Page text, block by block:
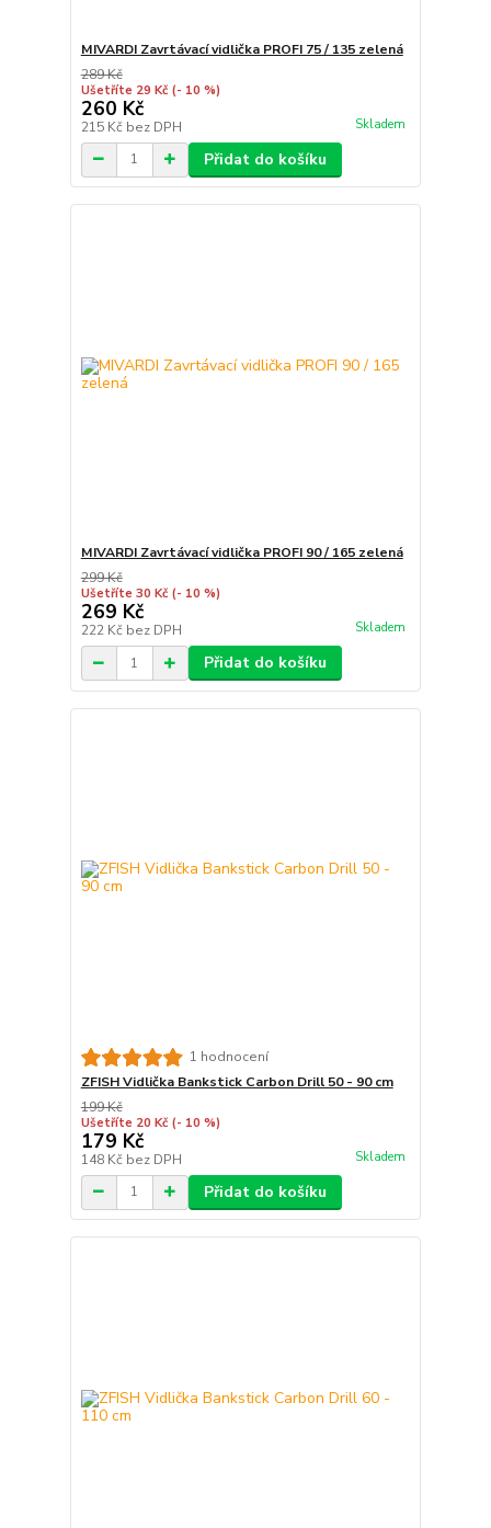
MIVARDI Zavrtávací vidlička PROFI 75 / 135 zelená
289 Kč
Ušetříte 29 Kč (- 10 %)
260 Kč
215 Kč bez DPH Skladem
Přidat do košíku
MIVARDI Zavrtávací vidlička PROFI 90 / 165 zelená
299 Kč
Ušetříte 30 Kč (- 10 %)
269 Kč
222 Kč bez DPH Skladem
Přidat do košíku
1 hodnocení
ZFISH Vidlička Bankstick Carbon Drill 50 - 90 cm
199 Kč
Ušetříte 20 Kč (- 10 %)
179 Kč
148 Kč bez DPH Skladem
Přidat do košíku